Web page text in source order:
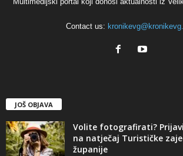
Contact us:
JOŠ OBJAVA
Volite fotografirati?
na natječaj Turističke
županije